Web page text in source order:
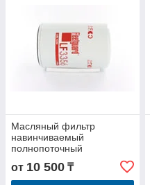
Масляный фильтр
навинчиваемый
полнопоточный
FLEETGUARD LF3356
от 10 500 ₸